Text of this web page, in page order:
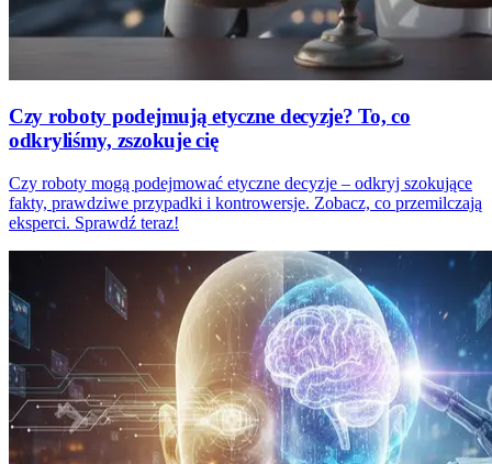
Czy roboty podejmują etyczne decyzje? To, co
odkryliśmy, zszokuje cię
Czy roboty mogą podejmować etyczne decyzje – odkryj szokujące
fakty, prawdziwe przypadki i kontrowersje. Zobacz, co przemilczają
eksperci. Sprawdź teraz!